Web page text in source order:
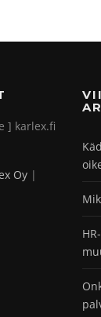
] karlex.fi
Oy |